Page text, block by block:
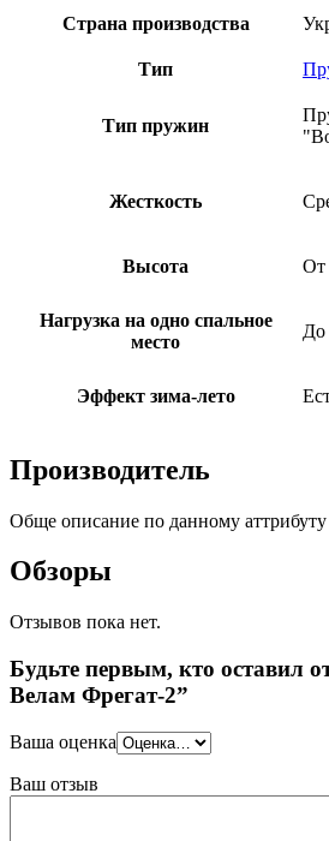
Страна производства
Тип
Тип пружин
Жесткость
Высота От
Нагрузка на одно спальное
место
До
Эффект зима-лето
Производитель
Обще описание по данному аттрибуту
Обзоры
Отзывов пока нет.
Будьте первым, кто оставил
Велам Фрегат-2”
Ваша оценка
Ваш отзыв